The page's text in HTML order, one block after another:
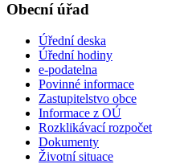
Obecní úřad
Úřední deska
Úřední hodiny
e-podatelna
Povinné informace
Zastupitelstvo obce
Informace z OÚ
Rozklikávací rozpočet
Dokumenty
Životní situace